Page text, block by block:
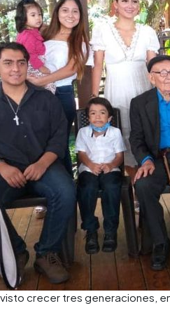
visto crecer tres generaciones,